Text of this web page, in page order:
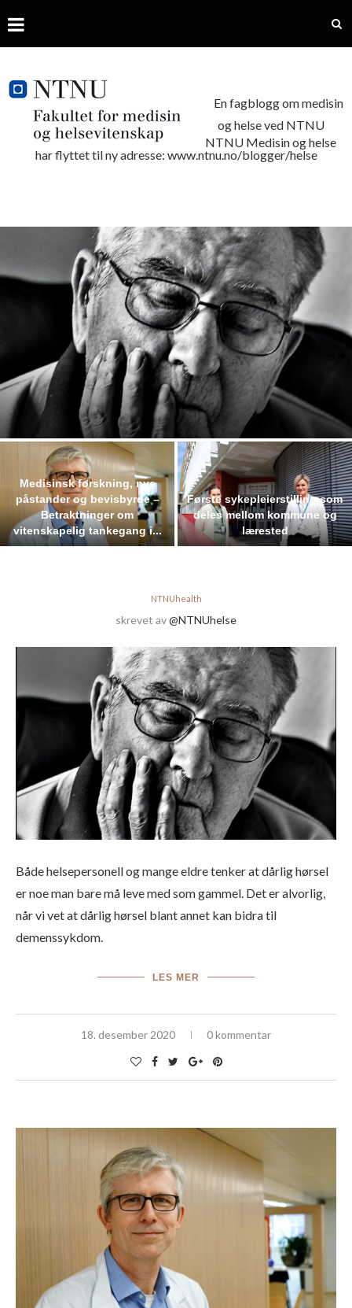
En fagblogg om medisin
og helse ved NTNU
NTNU Medisin og helse
har flyttet til ny adresse: www.ntnu.no/blogger/helse
Medisinsk forskning, nye
påstander og bevisbyrde –
Betraktninger om
vitenskapelig tankegang i...
Første sykepleierstilling som
deles mellom kommune og
lærested
NTNUhealth
skrevet av@NTNUhelse
Både helsepersonell og mange eldre tenker at dårlig hørsel
er noe man bare må leve med som gammel. Det er alvorlig,
når vi vet at dårlig hørsel blant annet kan bidra til
demenssykdom.
LES MER
18. desember 2020 0 kommentar